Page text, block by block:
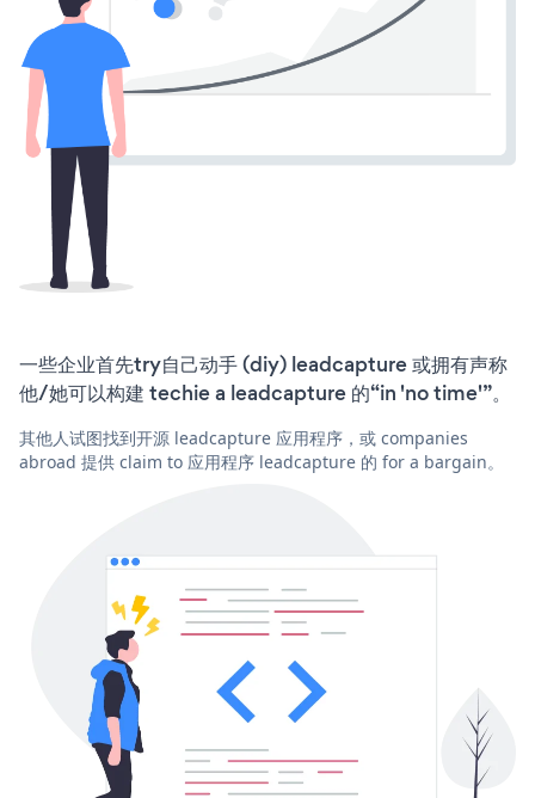
一些企业首先try自己动手 (diy) leadcapture 或拥有声称
他/她可以构建 techie a leadcapture 的“in 'no time'”。
其他人试图找到开源 leadcapture 应用程序，或 companies
abroad 提供 claim to 应用程序 leadcapture 的 for a bargain。